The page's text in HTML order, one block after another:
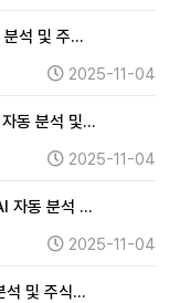
석 및 주…
2025-11-04
동 분석 및…
2025-11-04
자동 분석 …
2025-11-04
석 및 주식…